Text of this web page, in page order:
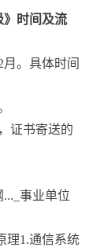
》时间及流
。具体时间
证书寄送的
事业单位
理1.通信系统